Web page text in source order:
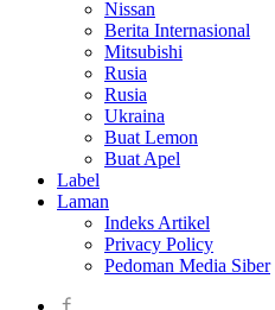
Nissan
Berita Internasional
Mitsubishi
Rusia
Rusia
Ukraina
Buat Lemon
Buat Apel
Label
Laman
Indeks Artikel
Privacy Policy
Pedoman Media Siber